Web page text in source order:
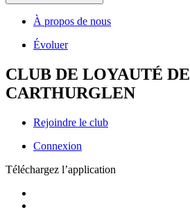
À propos de nous
Évoluer
CLUB DE LOYAUTÉ DE
CARTHURGLEN
Rejoindre le club
Connexion
Téléchargez l’application